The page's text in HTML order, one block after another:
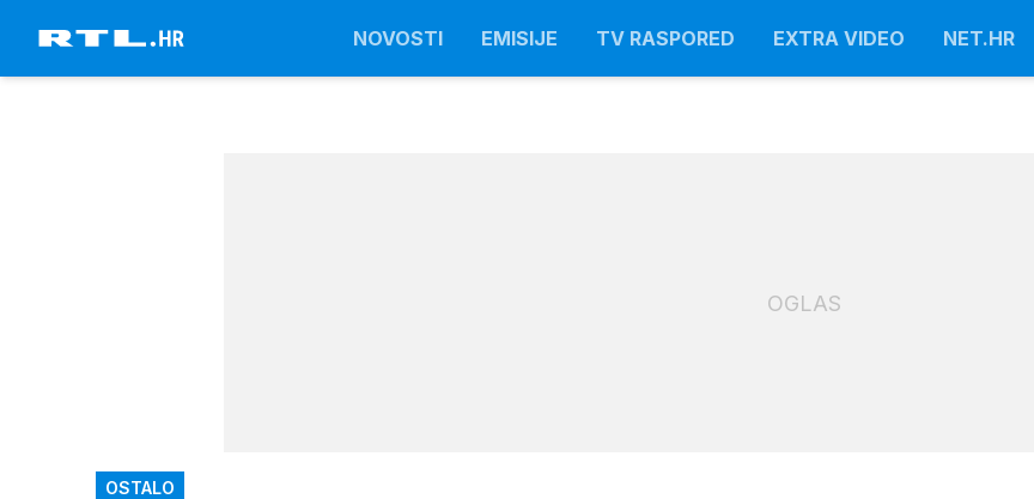
NOVOSTI EMISIJE TV RASPORED EXTRA VIDEO NET.HR
OGLAS
OSTALO